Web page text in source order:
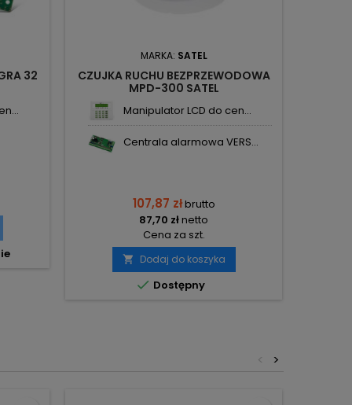
32
MARKA: SATEL
CZUJKA RUCHU BEZPRZEWODOWA
MPD-300 SATEL
Manipulator LCD do cen...
Centrala alarmowa VERS...
107,87 złbrutto
87,70 złnetto
Cena za szt.
 Dodaj do koszyka
 Dostępny
>
<